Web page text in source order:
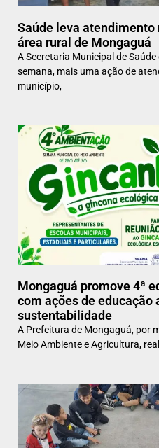
Saúde leva
área rural de Mongaguá
A Secretaria Municipal de
semana, mais uma ação de
município,
Mongaguá promove 4ª
com ações de educação
sustentabilidade
A Prefeitura de Mongaguá, por
Meio Ambiente e Agricultura,